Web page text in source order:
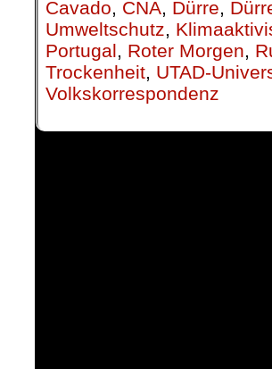
Cavado, CNA, Dürre,
Umweltschutz,
Portugal, Roter Morgen,
Trockenheit, UTAD-
Volkskorrespondenz